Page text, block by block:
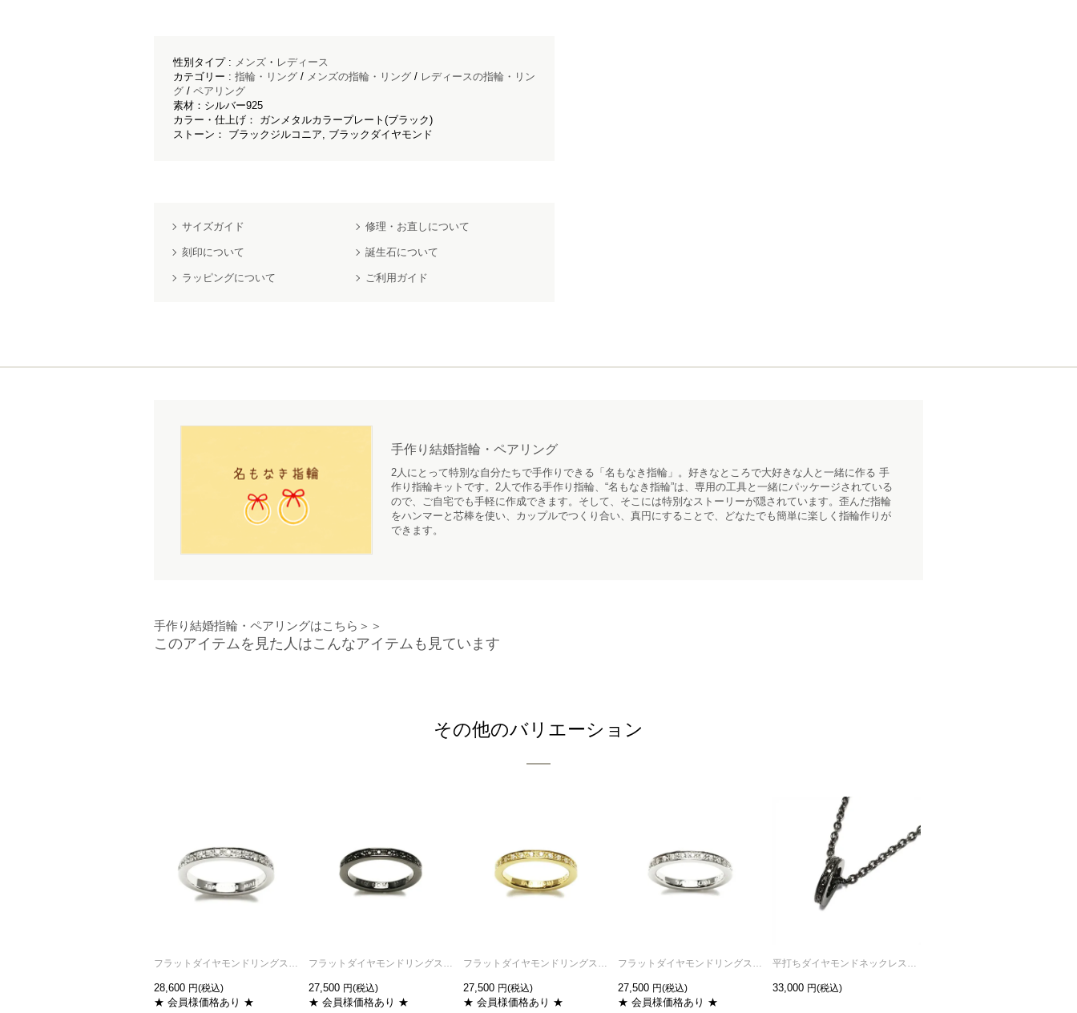
性別タイプ : メンズ ・ レディース
カテゴリー : 指輪・リング / メンズの指輪・リング / レディースの指輪・リン
グ / ペアリング
素材：シルバー925
カラー・仕上げ： ガンメタルカラープレート(ブラック)
ストーン： ブラックジルコニア, ブラックダイヤモンド
サイズガイド 修理・お直しについて
刻印について 誕生石について
ラッピングについて ご利用ガイド
手作り結婚指輪・ペアリング
2人にとって特別な自分たちで手作りできる「名もなき指輪」。好きなところで大好きな人と一緒に作る 手
作り指輪キットです。2人で作る手作り指輪、“名もなき指輪”は、専用の工具と一緒にパッケージされている
ので、ご自宅でも手軽に作成できます。そして、そこには特別なストーリーが隠されています。歪んだ指輪
をハンマーと芯棒を使い、カップルでつくり合い、真円にすることで、どなたでも簡単に楽しく指輪作りが
できます。
手作り結婚指輪・ペアリングはこちら＞＞
このアイテムを見た人はこんなアイテムも見ています
その他のバリエーション
28,600
★ 会員様価格あり ★
27,500
★ 会員様価格あり ★
27,500
★ 会員様価格あり ★
27,500
★ 会員様価格あり ★
33,000